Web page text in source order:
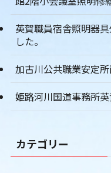
英賀職員宿舎照明器
した。
加古川公共職業安定
姫路河川国道事務所
カテゴリー